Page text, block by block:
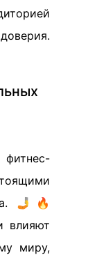
🤳🔥
влияют
миру,